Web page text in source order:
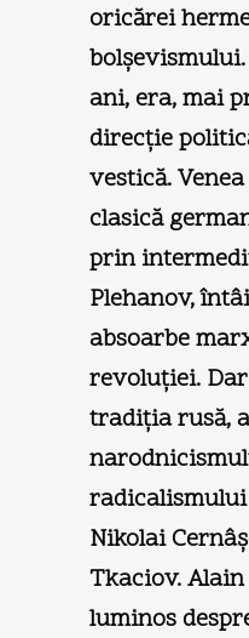
oricărei
ani, era, mai
direcţie
vestică.
clasică
prin
Plehanov,
absoarbe
revoluţiei.
tradiţia rusă,
Nikolai
Tkaciov.
luminos